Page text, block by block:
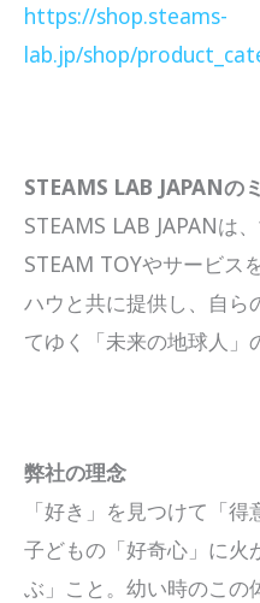
https://shop.steams-
lab.jp/shop/
STEAMS LAB JAPANの
STEAMS LAB JAPANは
STEAM TOYやサービス
ハウと共に提供し、自ら
てゆく「未来の地球人」
弊社の理念
「好き」を見つけて「得
子どもの「好奇心」に火
ぶ」こと。幼い時のこの